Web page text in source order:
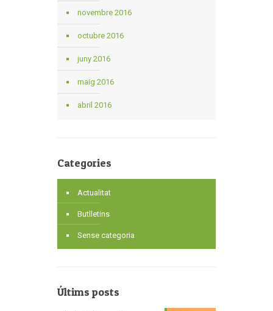
novembre 2016
octubre 2016
juny 2016
maig 2016
abril 2016
Categories
Actualitat
Butlletins
Sense categoria
Últims posts